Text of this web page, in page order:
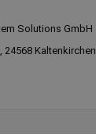
Solutions GmbH
24568 Kaltenkirchen